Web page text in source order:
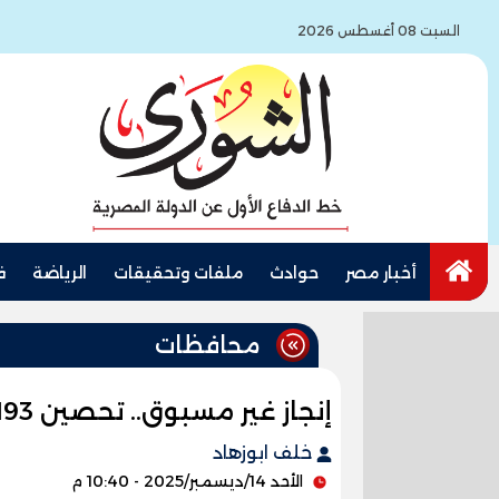
السبت 08 أغسطس 2026
أخبار مصر حوادث ملفات وتحقيقات الرياضة
محافظات
إنجاز غير مسبوق.. تحصين 193 ألف رأس ماشية بسوهاج
خلف ابوزهاد
الأحد 14/ديسمبر/2025 - 10:40 م